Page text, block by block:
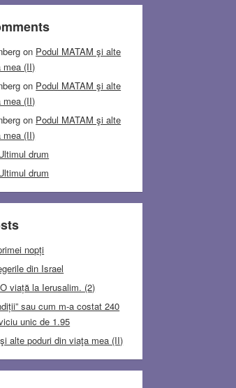
on Podul MATAM şi alte
mea (II)
on Podul MATAM şi alte
mea (II)
on Podul MATAM şi alte
mea (II)
drum
drum
nopți
din Israel
viață la Ierusalim. (2)
sau cum m-a costat 240
unic de 1.95
alte poduri din viaţa mea (II)